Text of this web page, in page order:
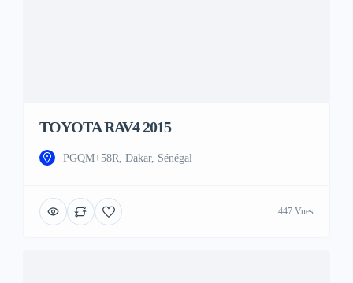
TOYOTA RAV4 2015
PGQM+58R, Dakar, Sénégal
447 Vues